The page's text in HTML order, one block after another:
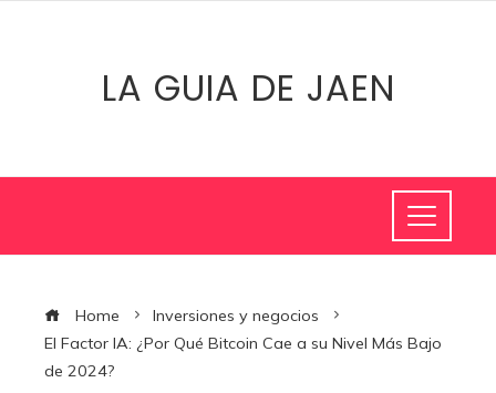
LA GUIA DE JAEN
Home
Inversiones y negocios
El Factor IA: ¿Por Qué Bitcoin Cae a su Nivel Más Bajo
de 2024?